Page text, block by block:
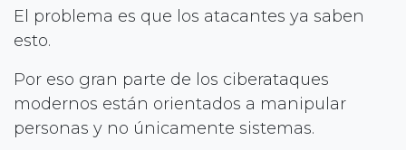
El problema es que los atacantes ya saben
esto.
Por eso gran parte de los ciberataques
modernos están orientados a manipular
personas y no únicamente sistemas.